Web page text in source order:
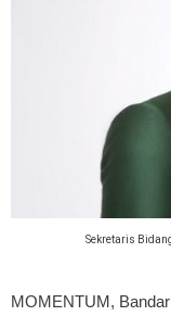
Sekretaris
MOMENTUM,